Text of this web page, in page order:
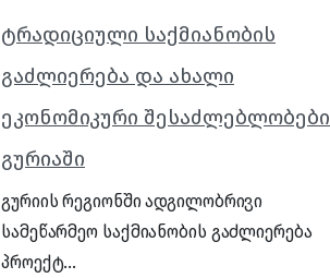
ტრადიციული საქმიანობის
გაძლიერება და ახალი
ეკონომიკური შესაძლებლობები
გურიაში
გურიის რეგიონში ადგილობრივი
სამეწარმეო საქმიანობის გაძლიერება
პროექტ...